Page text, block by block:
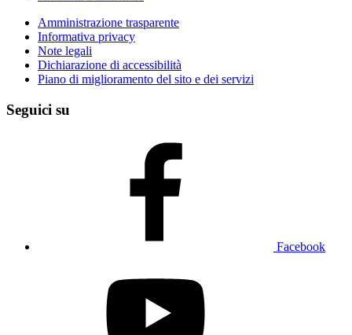
Amministrazione trasparente
Informativa privacy
Note legali
Dichiarazione di accessibilità
Piano di miglioramento del sito e dei servizi
Seguici su
Facebook